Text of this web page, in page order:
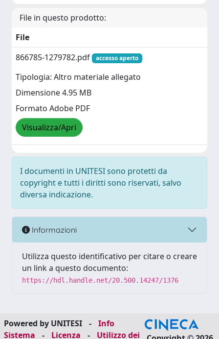
File in questo prodotto:
File
866785-1279782.pdf
accesso aperto
Tipologia: Altro materiale allegato
Dimensione 4.95 MB
Formato Adobe PDF
Visualizza/Apri
I documenti in UNITESI sono protetti da
copyright e tutti i diritti sono riservati, salvo
diversa indicazione.
Informazioni
Utilizza questo identificativo per citare o creare
un link a questo documento:
https://hdl.handle.net/20.500.14247/1376
Powered by UNITESI -
Info
Sistema
- Licenza - Utilizzo dei